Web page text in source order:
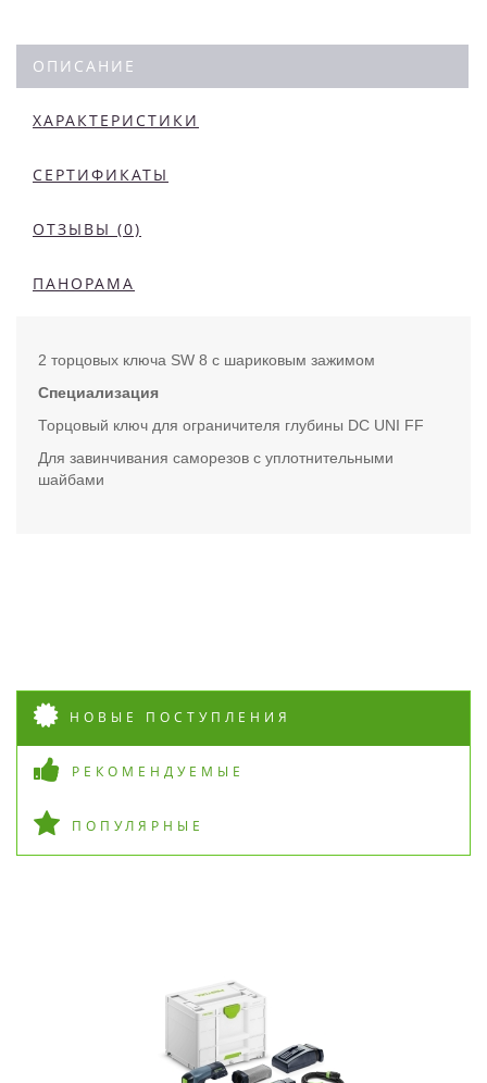
ОПИСАНИЕ
ХАРАКТЕРИСТИКИ
СЕРТИФИКАТЫ
ОТЗЫВЫ (0)
ПАНОРАМА
2 торцовых ключа SW 8 с шариковым зажимом
Специализация
Торцовый ключ для ограничителя глубины DC UNI FF
Для завинчивания саморезов с уплотнительными
шайбами
НОВЫЕ ПОСТУПЛЕНИЯ
РЕКОМЕНДУЕМЫЕ
ПОПУЛЯРНЫЕ